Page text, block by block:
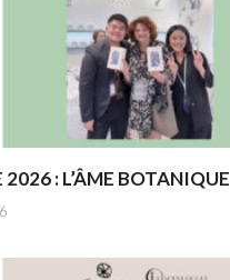
2026 : L’ÂME BOTANIQUE